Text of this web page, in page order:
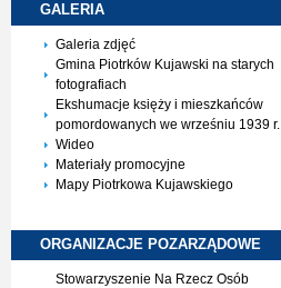
GALERIA
Galeria zdjęć
Gmina Piotrków Kujawski na starych
fotografiach
Ekshumacje księży i mieszkańców
pomordowanych we wrześniu 1939 r.
Wideo
Materiały promocyjne
Mapy Piotrkowa Kujawskiego
ORGANIZACJE POZARZĄDOWE
Stowarzyszenie Na Rzecz Osób